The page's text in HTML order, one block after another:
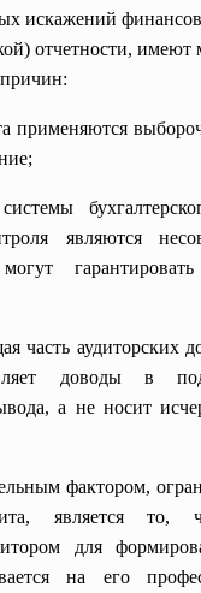
искажений
отчетности, имеют
применяются
являются
гарантировать
часть аудиторских
доводы в
а не носит
фактором,
является то,
для
на его